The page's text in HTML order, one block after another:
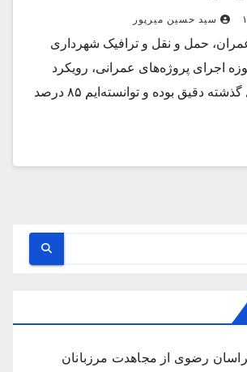
سید حسین میرپور
حمل و نقل و ترافیک شهرداری
اجرای پروژه‌های عمرانی، رویکرد
شهرداری در سال گذشته دقیق بوده و توانسته‌ایم ۸۵ درصد
رضوی از مجاهدت مرزبانان